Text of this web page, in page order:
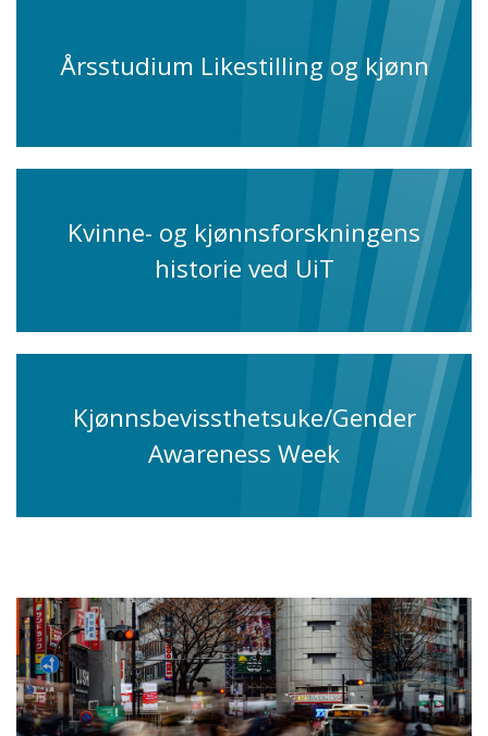
Årsstudium Likestilling og kjønn
Kvinne- og kjønnsforskningens
historie ved UiT
Kjønnsbevissthetsuke/Gender
Awareness Week